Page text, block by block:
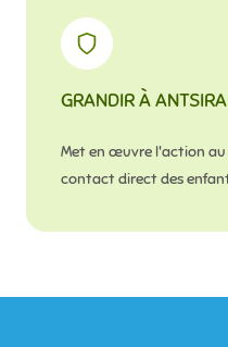
GRANDIR À
Met en œuvre l'action au
contact direct des